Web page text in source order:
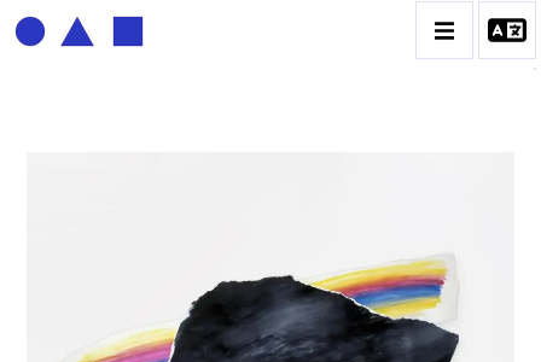
BIOGRAPHIE
CATALOGUE DES OEUVRES